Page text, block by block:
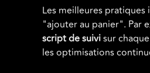
Les meilleures pratiques
"ajouter au panier". Par
script de suivisur chaque
les optimisations